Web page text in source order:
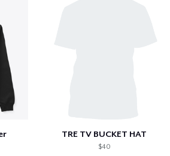
TRE TV BUCKET HAT
$40